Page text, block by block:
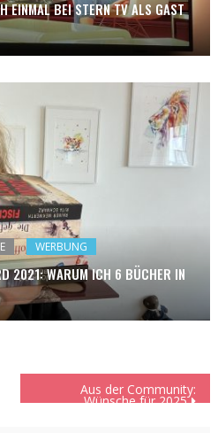
EINMAL BEI STERN TV ALS GAST
WERBUNG
2021: WARUM ICH 6 BÜCHER IN
Aus der Community:
Wünsche für 2025